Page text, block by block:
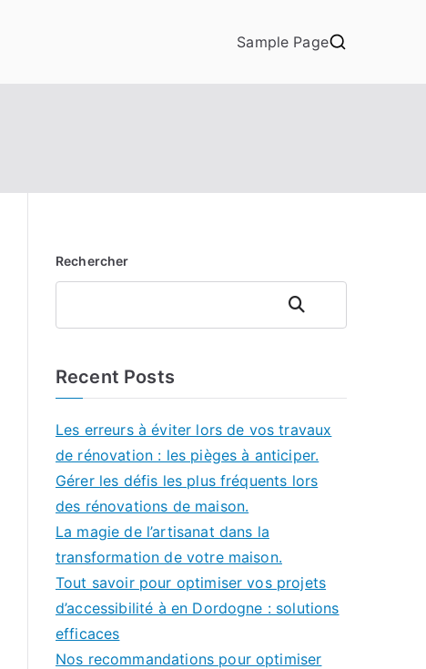
Sample Page
Rechercher
Rechercher
Recent Posts
Les erreurs à éviter lors de vos travaux
de rénovation : les pièges à anticiper.
Gérer les défis les plus fréquents lors
des rénovations de maison.
La magie de l’artisanat dans la
transformation de votre maison.
Tout savoir pour optimiser vos projets
d’accessibilité à en Dordogne : solutions
efficaces
Nos recommandations pour optimiser